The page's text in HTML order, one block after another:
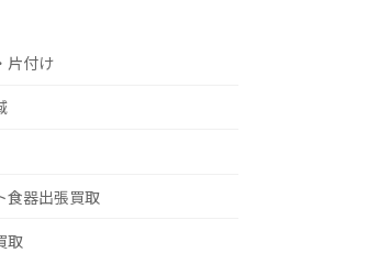
片付け
食器出張買取
取